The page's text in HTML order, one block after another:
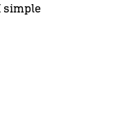
simple